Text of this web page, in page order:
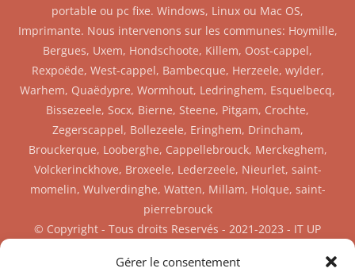
Gérer le consentement
portable ou pc fixe. Windows, Linux ou Mac OS,
Imprimante. Nous intervenons sur les communes: Hoymille,
Bergues, Uxem, Hondschoote, Killem, Oost-cappel,
Rexpoëde, West-cappel, Bambecque, Herzeele, wylder,
Warhem, Quaëdypre, Wormhout, Ledringhem, Esquelbecq,
Bissezeele, Socx, Bierne, Steene, Pitgam, Crochte,
Zegerscappel, Bollezeele, Eringhem, Drincham,
Brouckerque, Looberghe, Cappellebrouck, Merckeghem,
Volckerinckhove, Broxeele, Lederzeele, Nieurlet, saint-
momelin, Wulverdinghe, Watten, Millam, Holque, saint-
pierrebrouck
© Copyright - Tous droits Reservés - 2021-2023 - IT UP